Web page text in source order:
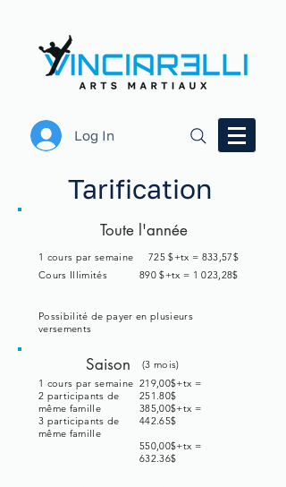
Log In
Tarification
Toute l'année
1 cours par semaine
Cours Illimités
725 $+tx = 833,57$
890 $+tx = 1 023,28$
Possibilité de payer en plusieurs
versements
Saison
(3 mois)
1 cours par semaine
2 participants de
même famille
3 participants de
même famille
219,00$+tx =
251.80$
385,00$+tx =
442.65$
550,00$+tx =
632.36$